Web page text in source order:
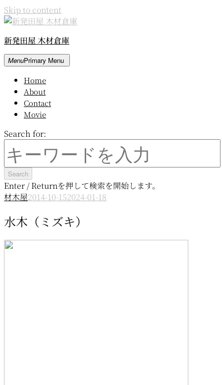
Skip to content
新発田屋 木材倉庫
MenuPrimary Menu
Home
About
Contact
Movie
Search for:
Enter / Returnを押して検索を開始します。
材木屋2014-10-152024-01-18
水木（ミズキ）